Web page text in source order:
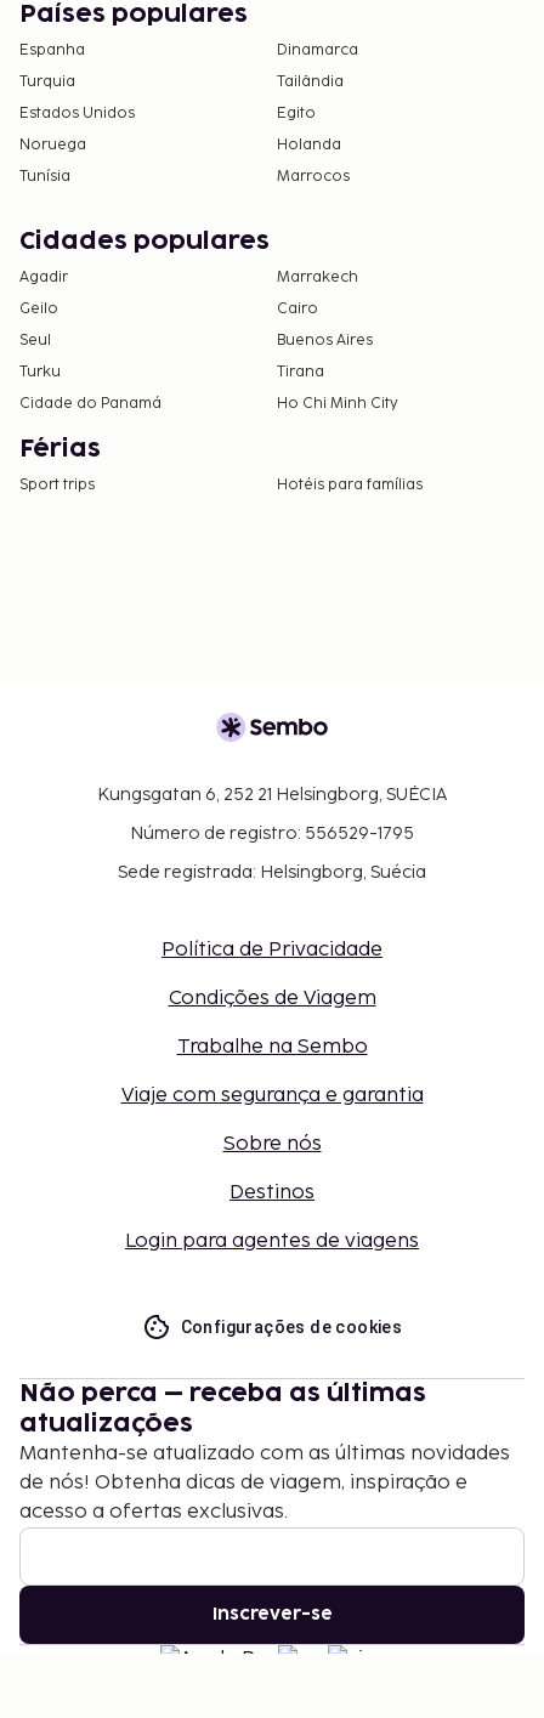
Países populares
Espanha
Dinamarca
Turquia
Tailândia
Estados Unidos
Egito
Noruega
Holanda
Tunísia
Marrocos
Cidades populares
Agadir
Marrakech
Geilo
Cairo
Seul
Buenos Aires
Turku
Tirana
Cidade do Panamá
Ho Chi Minh City
Férias
Sport trips Hotéis para famílias
Kungsgatan 6, 252 21 Helsingborg, SUÉCIA
Número de registro: 556529-1795
Sede registrada: Helsingborg, Suécia
Política de Privacidade
Condições de Viagem
Trabalhe na Sembo
Viaje com segurança e garantia
Sobre nós
Destinos
Login para agentes de viagens
Configurações de cookies
Não perca – receba as últimas
atualizações
Mantenha-se atualizado com as últimas novidades
de nós! Obtenha dicas de viagem, inspiração e
acesso a ofertas exclusivas.
Inscrever-se